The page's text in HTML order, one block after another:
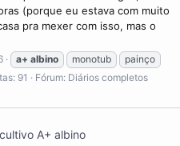
(porque eu estava com muito
pra mexer com isso, mas o
a+ albino monotub
painço
91 Fórum: Diários completos
A+ albino